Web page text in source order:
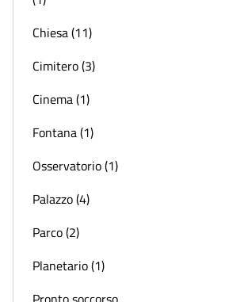
Chiesa (11)
Cimitero (3)
Cinema (1)
Fontana (1)
Osservatorio (1)
Palazzo (4)
Parco (2)
Planetario (1)